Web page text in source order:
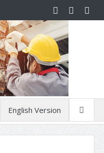
English Version